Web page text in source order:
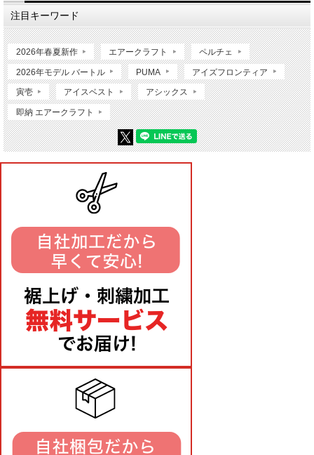
注目キーワード
2026年春夏新作 エアークラフト ペルチェ
2026年モデル バートル PUMA アイズフロンティア
寅壱 アイスベスト アシックス
即納 エアークラフト